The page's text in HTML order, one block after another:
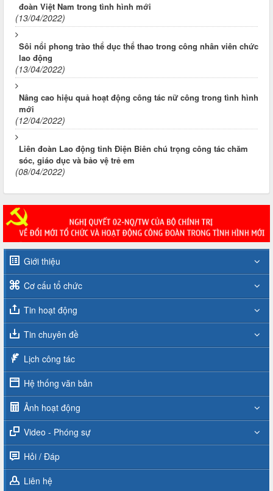
đoàn Việt Nam trong tình hình mới
(13/04/2022)
Sôi nổi phong trào thể dục thể thao trong công nhân viên chức
lao động
(13/04/2022)
Nâng cao hiệu quả hoạt động công tác nữ công trong tình hình
mới
(12/04/2022)
Liên đoàn Lao động tỉnh Điện Biên chú trọng công tác chăm
sóc, giáo dục và bảo vệ trẻ em
(08/04/2022)
Giới thiệu
Cơ cấu tổ chức
Tin hoạt động
Tin chuyên đề
Lịch công tác
Hệ thống văn bản
Ảnh hoạt động
Video - Phóng sự
Hỏi / Đáp
Liên hệ